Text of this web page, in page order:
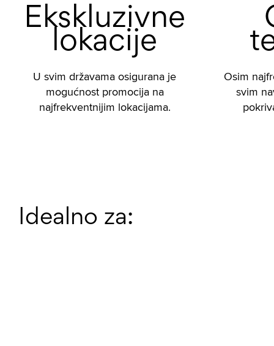
Ekskluzivne
lokacije
U svim državama osigurana je
mogućnost promocija na
najfrekventnijim lokacijama.
Osim
svim
Idealno za: